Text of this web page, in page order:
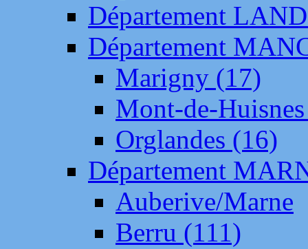
Département
Département
Marigny (17)
Mont-de-
Orglandes (16)
Département
Auberive/Marne
Berru (111)